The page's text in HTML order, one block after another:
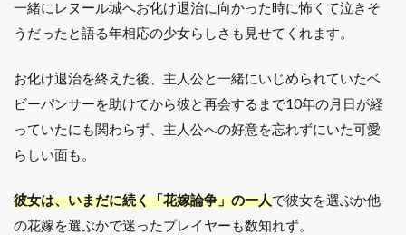
一緒にレヌール城へお化け退治に向かった時に怖くて泣きそ
うだったと語る年相応の少女らしさも見せてくれます。
お化け退治を終えた後、主人公と一緒にいじめられていたベ
ビーパンサーを助けてから彼と再会するまで10年の月日が経
っていたにも関わらず、主人公への好意を忘れずにいた可愛
らしい面も。
彼女は、いまだに続く「花嫁論争」の一人で彼女を選ぶか他
の花嫁を選ぶかで迷ったプレイヤーも数知れず。